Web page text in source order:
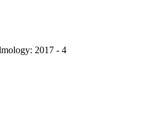
2017 - 4